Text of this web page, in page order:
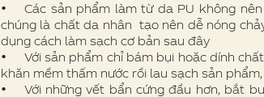
• Các sản phẩm làm từ da PU không
chúng là chất da nhân tạo nên dễ nóng
dụng cách làm sạch cơ bản sau đây
• Với sản phẩm chỉ bám bụi hoặc dính
khăn mềm thấm nước rồi lau sạch sản
• Với những vết bẩn cứng đầu hơn, bắt